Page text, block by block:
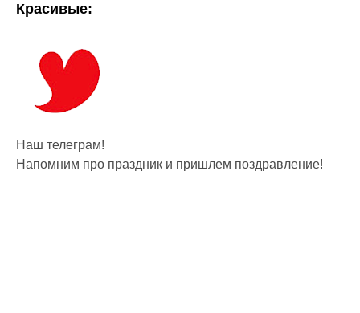
Красивые:
Наш телеграм!
Напомним про праздник и пришлем поздравление!